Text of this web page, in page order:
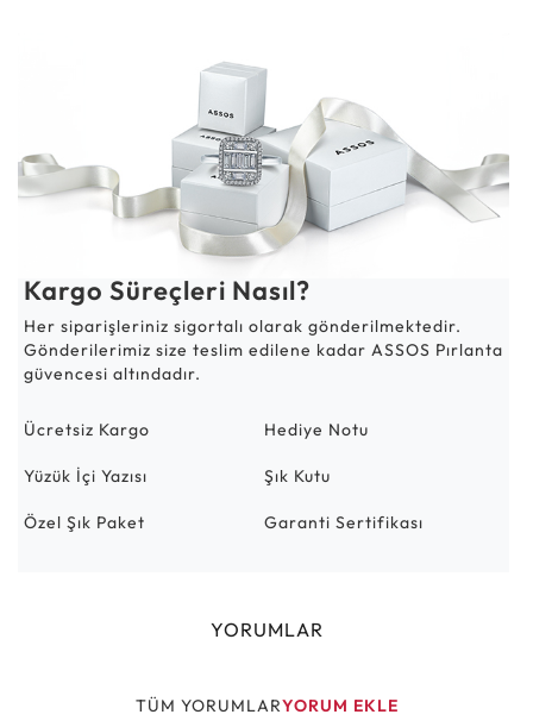
Kargo Süreçleri Nasıl?
Her siparişleriniz sigortalı olarak gönderilmektedir.
Gönderilerimiz size teslim edilene kadar ASSOS Pırlanta
güvencesi altındadır.
Ücretsiz Kargo Hediye Notu
Yüzük İçi Yazısı Şık Kutu
Özel Şık Paket Garanti Sertifikası
YORUMLAR
TÜM YORUMLARYORUM EKLE